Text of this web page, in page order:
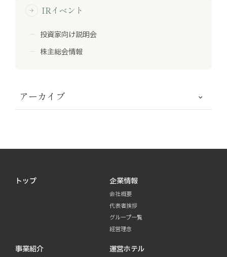
arrow_forward IRイベント
投資家向け説明会
株主総会情報
アーカイブ
トップ 企業情報
会社概要
代表者挨拶
グループ一覧
経営理念
事業紹介 運営ホテル